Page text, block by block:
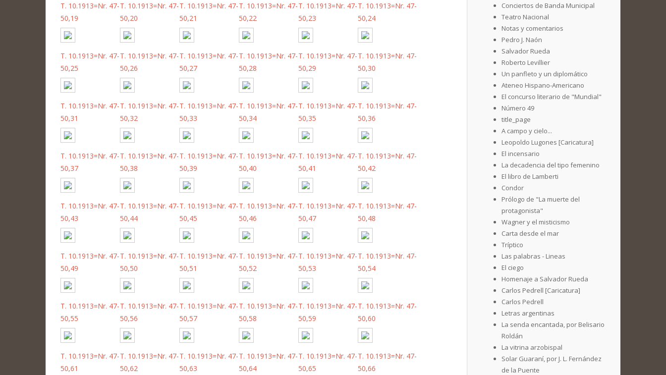
T. 10.1913=Nr. 47-
50,19
T. 10.1913=Nr. 47-
50,20
T. 10.1913=Nr. 47-
50,21
T. 10.1913=Nr. 47-
50,22
T. 10.1913=Nr. 47-
50,23
T. 10.1913=Nr. 47-
50,24
T. 10.1913=Nr. 47-
50,25
T. 10.1913=Nr. 47-
50,26
T. 10.1913=Nr. 47-
50,27
T. 10.1913=Nr. 47-
50,28
T. 10.1913=Nr. 47-
50,29
T. 10.1913=Nr. 47-
50,30
T. 10.1913=Nr. 47-
50,31
T. 10.1913=Nr. 47-
50,32
T. 10.1913=Nr. 47-
50,33
T. 10.1913=Nr. 47-
50,34
T. 10.1913=Nr. 47-
50,35
T. 10.1913=Nr. 47-
50,36
T. 10.1913=Nr. 47-
50,37
T. 10.1913=Nr. 47-
50,38
T. 10.1913=Nr. 47-
50,39
T. 10.1913=Nr. 47-
50,40
T. 10.1913=Nr. 47-
50,41
T. 10.1913=Nr. 47-
50,42
T. 10.1913=Nr. 47-
50,43
T. 10.1913=Nr. 47-
50,44
T. 10.1913=Nr. 47-
50,45
T. 10.1913=Nr. 47-
50,46
T. 10.1913=Nr. 47-
50,47
T. 10.1913=Nr. 47-
50,48
T. 10.1913=Nr. 47-
50,49
T. 10.1913=Nr. 47-
50,50
T. 10.1913=Nr. 47-
50,51
T. 10.1913=Nr. 47-
50,52
T. 10.1913=Nr. 47-
50,53
T. 10.1913=Nr. 47-
50,54
T. 10.1913=Nr. 47-
50,55
T. 10.1913=Nr. 47-
50,56
T. 10.1913=Nr. 47-
50,57
T. 10.1913=Nr. 47-
50,58
T. 10.1913=Nr. 47-
50,59
T. 10.1913=Nr. 47-
50,60
T. 10.1913=Nr. 47-
50,61
T. 10.1913=Nr. 47-
50,62
T. 10.1913=Nr. 47-
50,63
T. 10.1913=Nr. 47-
50,64
T. 10.1913=Nr. 47-
50,65
T. 10.1913=Nr. 47-
50,66
Conciertos de Banda Municipal
Teatro Nacional
Notas y comentarios
Pedro J. Naón
Salvador Rueda
Roberto Levillier
Un panfleto y un diplomático
Ateneo Hispano-Americano
El concurso literario de "Mundial"
Número 49
title_page
A campo y cielo...
Leopoldo Lugones [Caricatura]
El incensario
La decadencia del tipo femenino
El libro de Lamberti
Condor
Prólogo de "La muerte del
protagonista"
Wagner y el misticismo
Carta desde el mar
Tríptico
Las palabras - Lineas
El ciego
Homenaje a Salvador Rueda
Carlos Pedrell [Caricatura]
Carlos Pedrell
Letras argentinas
La senda encantada, por Belisario
Roldán
La vitrina arzobispal
Solar Guaraní, por J. L. Fernández
de la Puente